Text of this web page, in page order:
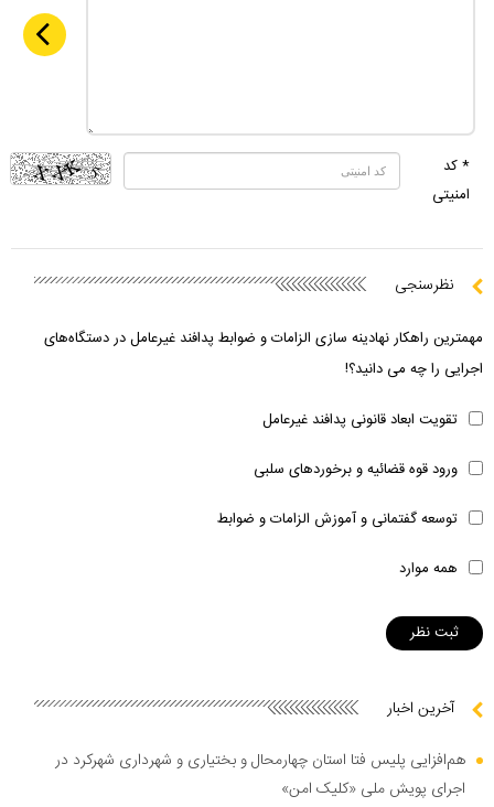
* کد
امنیتی
نظرسنجی
مهمترین راهکار نهادینه سازی الزامات و ضوابط پدافند غیرعامل در دستگاه‌های
اجرایی را چه می دانید؟!
تقویت ابعاد قانونی پدافند غیرعامل
ورود قوه قضائیه و برخوردهای سلبی
توسعه گفتمانی و آموزش الزامات و ضوابط
همه موارد
آخرین اخبار
هم‌افزایی پلیس فتا استان چهارمحال و بختیاری و شهرداری شهرکرد در
اجرای پویش ملی «کلیک امن»